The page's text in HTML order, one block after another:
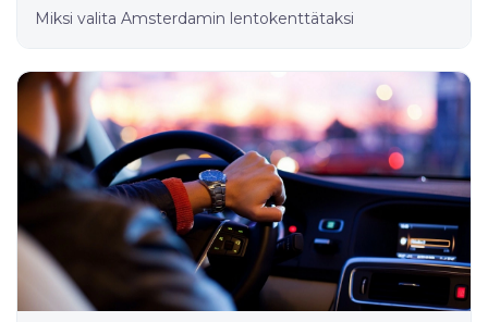
Miksi valita Amsterdamin lentokenttätaksi